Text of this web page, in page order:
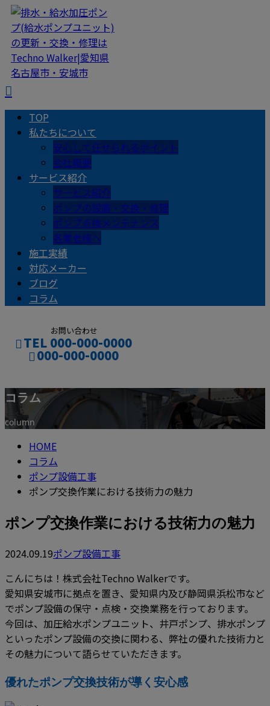
TOP
私たちについて
安心して任せられるポイント
会社概要
サービス紹介
サービス紹介
ポンプの設置・交換・修理
ポンプ点検メンテナンス
各業者様へ
施工実績
対応メーカー
ブログ
コラム
お問い合わせ
TEL 000-000-0000
000-000-0000
CONTACT
コラム
column
HOME
コラム
ポンプ設備工事
ポンプ交換作業における技術力の魅力
ポンプ交換作業における技術力の魅力
2024.09.19ポンプ設備工事
こんにちは！株式会社Techno Walkerです。
愛知県安城市に拠点を置き、愛知県内及び静岡県浜松市など
でポンプ設備の保守・点検・交換業務を行っております。
今回は、加圧給水ポンプユニット、井戸ポンプ、排水ポンプ
といったポンプ設備の交換に関わる、弊社の優れた技術力と
その魅力について語らせていただきます。
優れたポンプ交換技術が導く安心感